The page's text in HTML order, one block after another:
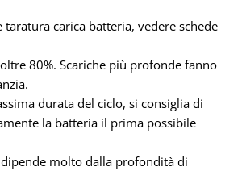
taratura carica batteria, vedere schede
80%. Scariche più profonde fanno
durata del ciclo, si consiglia di
la batteria il prima possibile
molto dalla profondità di